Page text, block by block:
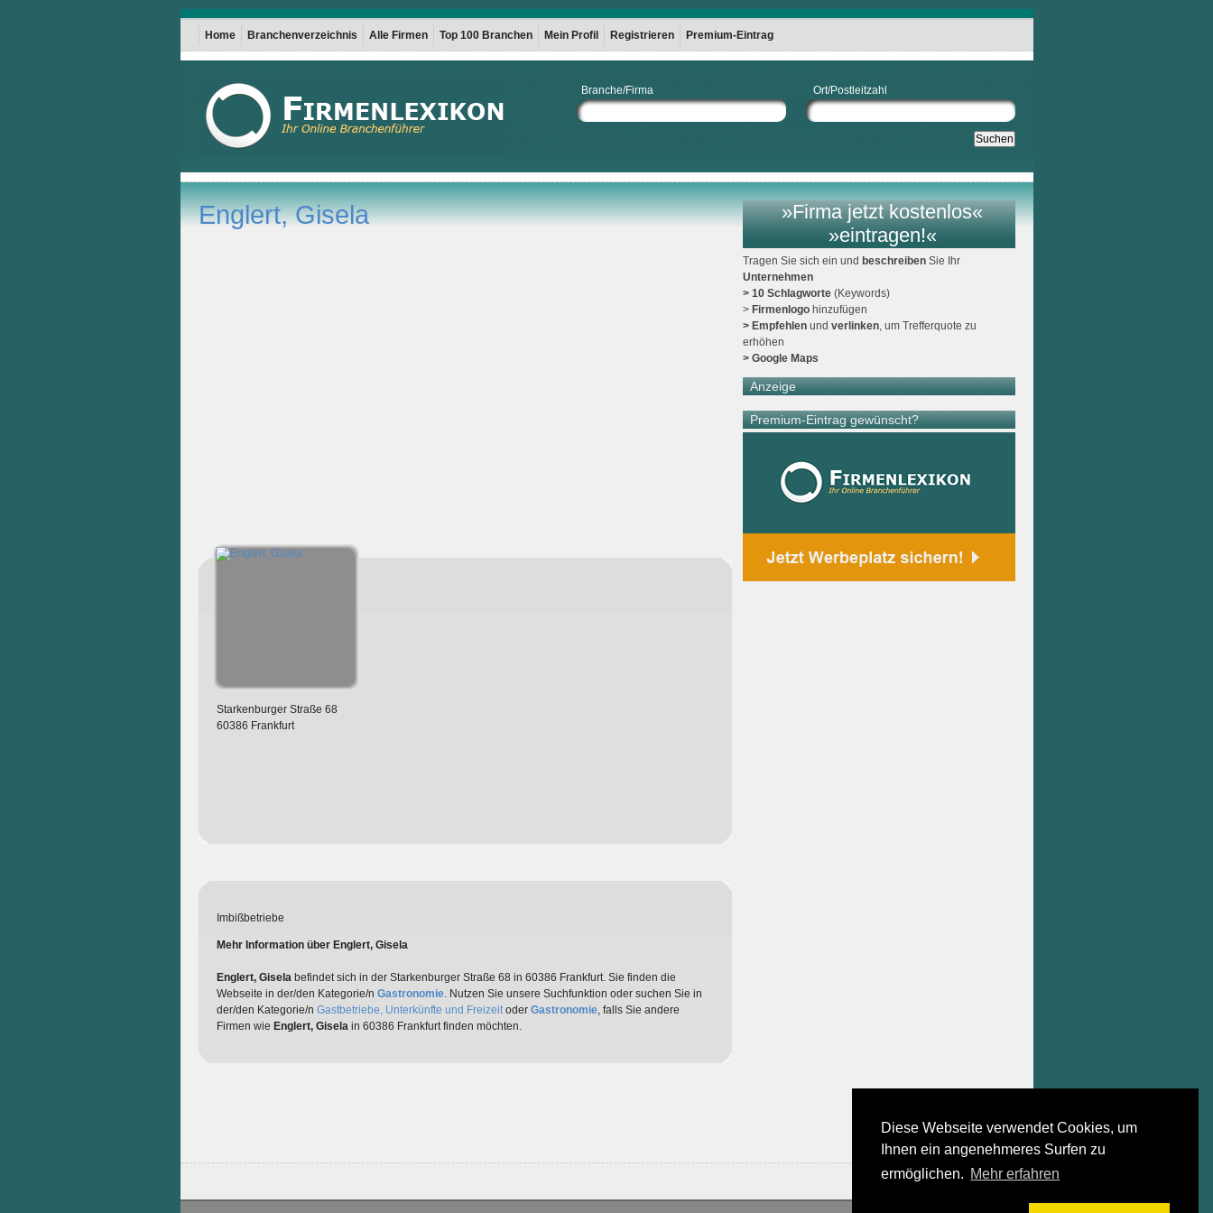
Diese Webseite verwendet Cookies, um
Ihnen ein angenehmeres Surfen zu
ermöglichen. Mehr erfahren
Home Branchenverzeichnis Alle Firmen Top 100 Branchen Mein Profil Registrieren Premium-Eintrag
Branche/Firma Ort/Postleitzahl
Englert, Gisela
Starkenburger Straße 68
60386 Frankfurt
Imbißbetriebe
Mehr Information über Englert, Gisela
Englert, Giselabefindet sich in der Starkenburger Straße 68 in 60386 Frankfurt. Sie finden die
Webseite in der/den Kategorie/n Gastronomie. Nutzen Sie unsere Suchfunktion oder suchen Sie in
der/den Kategorie/n Gastbetriebe, Unterkünfte und Freizeitoder Gastronomie, falls Sie andere
Firmen wie Englert, Giselain 60386 Frankfurt finden möchten.
»Firma jetzt kostenlos«
»eintragen!«
Tragen Sie sich ein und beschreibenSie Ihr
Unternehmen
> 10 Schlagworte(Keywords)
> Firmenlogohinzufügen
> Empfehlenund verlinken, um Trefferquote zu
erhöhen
> Google Maps
Anzeige
Premium-Eintrag gewünscht?